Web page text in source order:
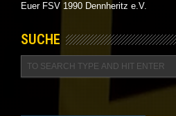
Euer FSV 1990 Dennheritz e.V.
SUCHE